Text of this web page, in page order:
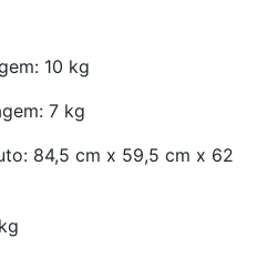
10 kg
7 kg
84,5 cm x 59,5 cm x 62